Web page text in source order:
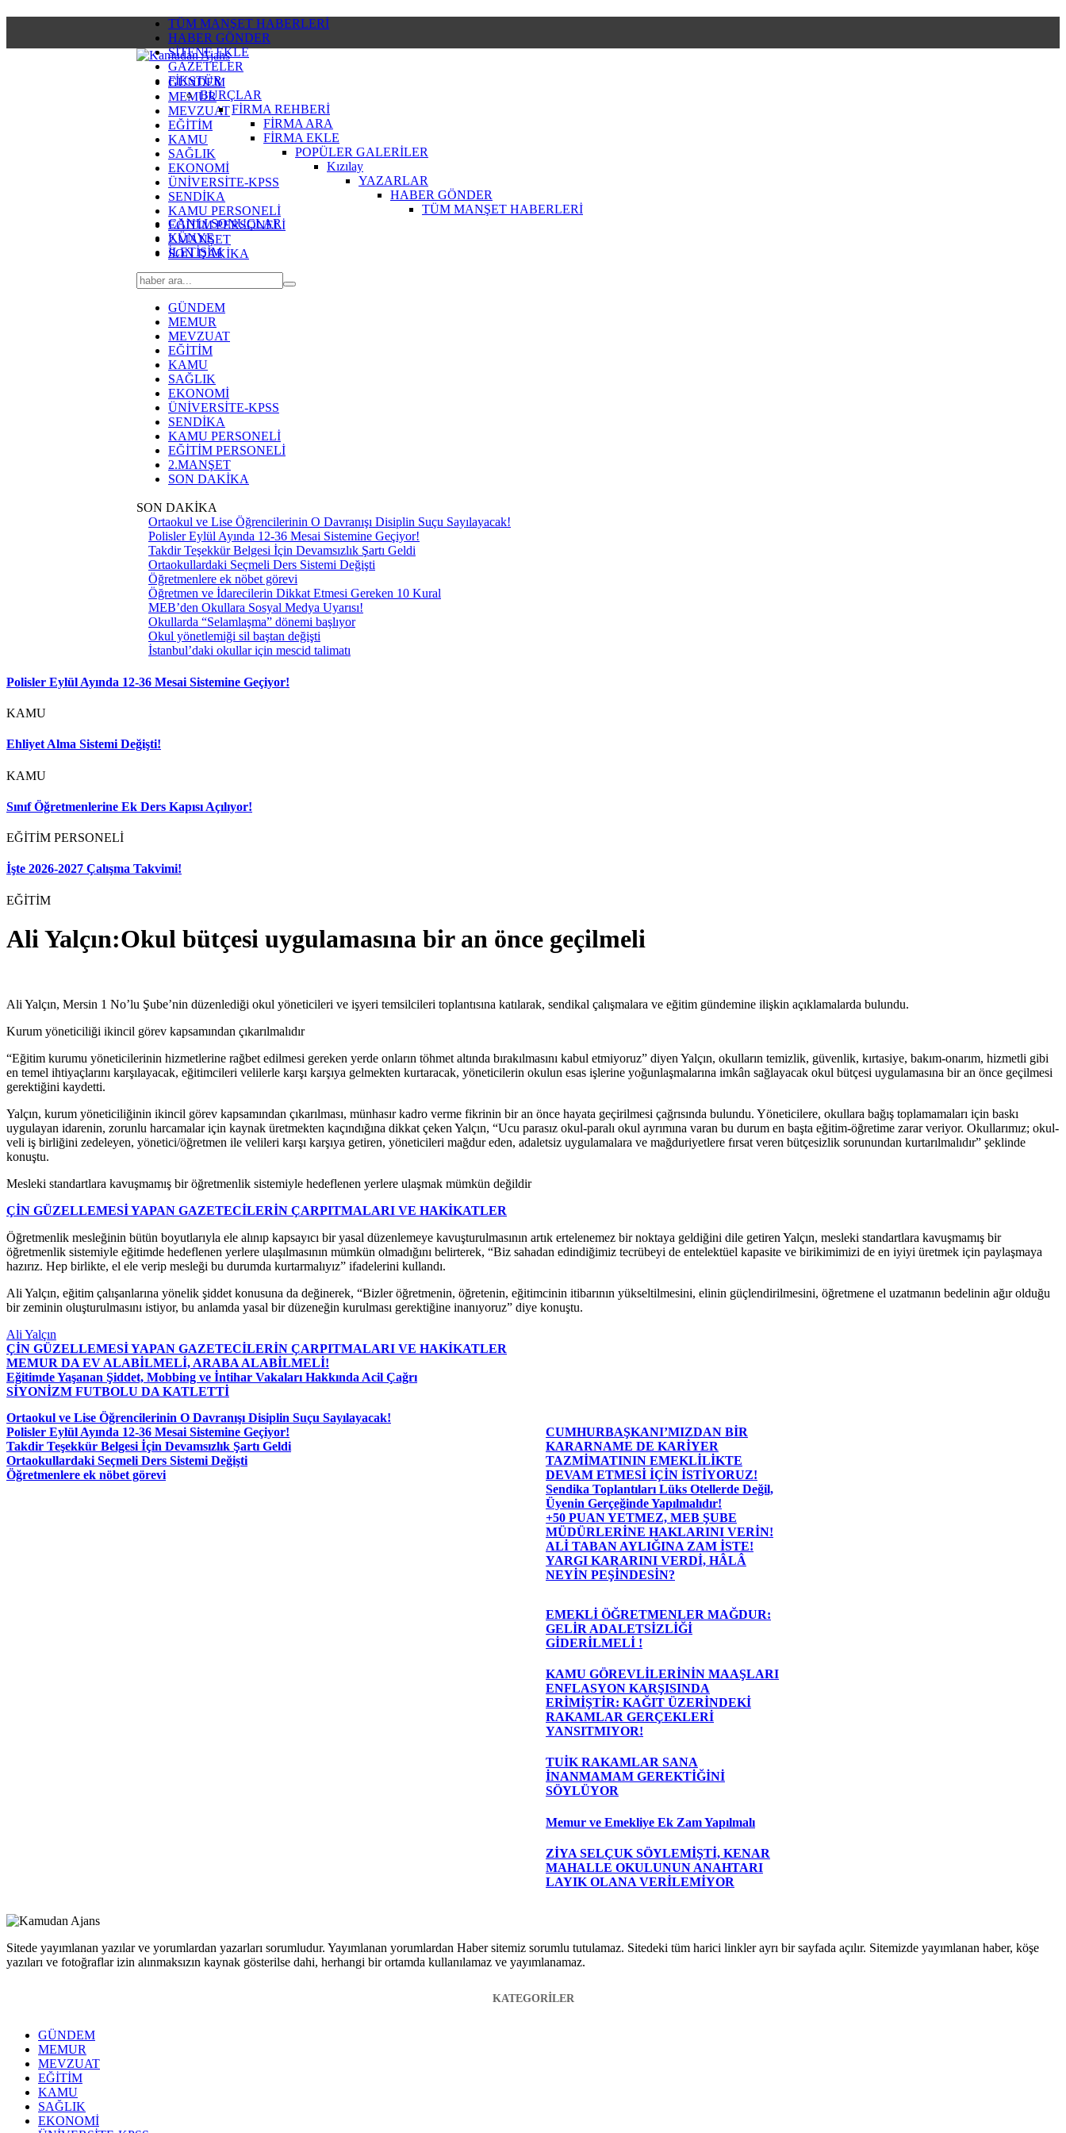
TÜM MANŞET HABERLERİ
HABER GÖNDER
SİTENE EKLE
GAZETELER
FİKSTÜR
BURÇLAR
FİRMA REHBERİ
FİRMA ARA
FİRMA EKLE
POPÜLER GALERİLER
Kızılay
YAZARLAR
HABER GÖNDER
TÜM MANŞET HABERLERİ
CANLI SONUÇLAR
KÜNYE
İLETİŞİM
GÜNDEM
MEMUR
MEVZUAT
EĞİTİM
KAMU
SAĞLIK
EKONOMİ
ÜNİVERSİTE-KPSS
SENDİKA
KAMU PERSONELİ
EĞİTİM PERSONELİ
2.MANŞET
SON DAKİKA
GÜNDEM
MEMUR
MEVZUAT
EĞİTİM
KAMU
SAĞLIK
EKONOMİ
ÜNİVERSİTE-KPSS
SENDİKA
KAMU PERSONELİ
EĞİTİM PERSONELİ
2.MANŞET
SON DAKİKA
SON DAKİKA
Ortaokul ve Lise Öğrencilerinin O Davranışı Disiplin Suçu Sayılayacak!
Polisler Eylül Ayında 12-36 Mesai Sistemine Geçiyor!
Takdir Teşekkür Belgesi İçin Devamsızlık Şartı Geldi
Ortaokullardaki Seçmeli Ders Sistemi Değişti
Öğretmenlere ek nöbet görevi
Öğretmen ve İdarecilerin Dikkat Etmesi Gereken 10 Kural
MEB’den Okullara Sosyal Medya Uyarısı!
Okullarda “Selamlaşma” dönemi başlıyor
Okul yönetlemiği sil baştan değişti
İstanbul’daki okullar için mescid talimatı
Polisler Eylül Ayında 12-36 Mesai Sistemine Geçiyor!
KAMU
Ehliyet Alma Sistemi Değişti!
KAMU
Sınıf Öğretmenlerine Ek Ders Kapısı Açılıyor!
EĞİTİM PERSONELİ
İşte 2026-2027 Çalışma Takvimi!
EĞİTİM
Ali Yalçın:Okul bütçesi uygulamasına bir an önce geçilmeli
Ali Yalçın, Mersin 1 No’lu Şube’nin düzenlediği okul yöneticileri ve işyeri temsilcileri toplantısına katılarak, sendikal çalışmalara ve eğitim gündemine ilişkin açıklamalarda bulundu.
Kurum yöneticiliği ikincil görev kapsamından çıkarılmalıdır
“Eğitim kurumu yöneticilerinin hizmetlerine rağbet edilmesi gereken yerde onların töhmet altında bırakılmasını kabul etmiyoruz” diyen Yalçın, okulların temizlik, güvenlik, kırtasiye, bakım-onarım, hizmetli gibi
en temel ihtiyaçlarını karşılayacak, eğitimcileri velilerle karşı karşıya gelmekten kurtaracak, yöneticilerin okulun esas işlerine yoğunlaşmalarına imkân sağlayacak okul bütçesi uygulamasına bir an önce geçilmesi
gerektiğini kaydetti.
Yalçın, kurum yöneticiliğinin ikincil görev kapsamından çıkarılması, münhasır kadro verme fikrinin bir an önce hayata geçirilmesi çağrısında bulundu. Yöneticilere, okullara bağış toplamamaları için baskı
uygulayan idarenin, zorunlu harcamalar için kaynak üretmekten kaçındığına dikkat çeken Yalçın, “Ucu parasız okul-paralı okul ayrımına varan bu durum en başta eğitim-öğretime zarar veriyor. Okullarımız; okul-
veli iş birliğini zedeleyen, yönetici/öğretmen ile velileri karşı karşıya getiren, yöneticileri mağdur eden, adaletsiz uygulamalara ve mağduriyetlere fırsat veren bütçesizlik sorunundan kurtarılmalıdır” şeklinde
konuştu.
Mesleki standartlara kavuşmamış bir öğretmenlik sistemiyle hedeflenen yerlere ulaşmak mümkün değildir
ÇİN GÜZELLEMESİ YAPAN GAZETECİLERİN ÇARPITMALARI VE HAKİKATLER
Öğretmenlik mesleğinin bütün boyutlarıyla ele alınıp kapsayıcı bir yasal düzenlemeye kavuşturulmasının artık ertelenemez bir noktaya geldiğini dile getiren Yalçın, mesleki standartlara kavuşmamış bir
öğretmenlik sistemiyle eğitimde hedeflenen yerlere ulaşılmasının mümkün olmadığını belirterek, “Biz sahadan edindiğimiz tecrübeyi de entelektüel kapasite ve birikimimizi de en iyiyi üretmek için paylaşmaya
hazırız. Hep birlikte, el ele verip mesleği bu durumda kurtarmalıyız” ifadelerini kullandı.
Ali Yalçın, eğitim çalışanlarına yönelik şiddet konusuna da değinerek, “Bizler öğretmenin, öğretenin, eğitimcinin itibarının yükseltilmesini, elinin güçlendirilmesini, öğretmene el uzatmanın bedelinin ağır olduğu
bir zeminin oluşturulmasını istiyor, bu anlamda yasal bir düzeneğin kurulması gerektiğine inanıyoruz” diye konuştu.
Ali Yalçın
ÇİN GÜZELLEMESİ YAPAN GAZETECİLERİN ÇARPITMALARI VE HAKİKATLER
MEMUR DA EV ALABİLMELİ, ARABA ALABİLMELİ!
Eğitimde Yaşanan Şiddet, Mobbing ve İntihar Vakaları Hakkında Acil Çağrı
SİYONİZM FUTBOLU DA KATLETTİ
Ortaokul ve Lise Öğrencilerinin O Davranışı Disiplin Suçu Sayılayacak!
Polisler Eylül Ayında 12-36 Mesai Sistemine Geçiyor!
Takdir Teşekkür Belgesi İçin Devamsızlık Şartı Geldi
Ortaokullardaki Seçmeli Ders Sistemi Değişti
Öğretmenlere ek nöbet görevi
CUMHURBAŞKANI’MIZDAN BİR
KARARNAME DE KARİYER
TAZMİMATININ EMEKLİLİKTE
DEVAM ETMESİ İÇİN İSTİYORUZ!
Sendika Toplantıları Lüks Otellerde Değil,
Üyenin Gerçeğinde Yapılmalıdır!
+50 PUAN YETMEZ, MEB ŞUBE
MÜDÜRLERİNE HAKLARINI VERİN!
ALİ TABAN AYLIĞINA ZAM İSTE!
YARGI KARARINI VERDİ, HÂLÂ
NEYİN PEŞİNDESİN?
EMEKLİ ÖĞRETMENLER MAĞDUR:
GELİR ADALETSİZLİĞİ
GİDERİLMELİ !
KAMU GÖREVLİLERİNİN MAAŞLARI
ENFLASYON KARŞISINDA
ERİMİŞTİR: KAĞIT ÜZERİNDEKİ
RAKAMLAR GERÇEKLERİ
YANSITMIYOR!
TUİK RAKAMLAR SANA
İNANMAMAM GEREKTİĞİNİ
SÖYLÜYOR
Memur ve Emekliye Ek Zam Yapılmalı
ZİYA SELÇUK SÖYLEMİŞTİ, KENAR
MAHALLE OKULUNUN ANAHTARI
LAYIK OLANA VERİLEMİYOR
Sitede yayımlanan yazılar ve yorumlardan yazarları sorumludur. Yayımlanan yorumlardan Haber sitemiz sorumlu tutulamaz. Sitedeki tüm harici linkler ayrı bir sayfada açılır. Sitemizde yayımlanan haber, köşe
yazıları ve fotoğraflar izin alınmaksızın kaynak gösterilse dahi, herhangi bir ortamda kullanılamaz ve yayımlanamaz.
KATEGORİLER
GÜNDEM
MEMUR
MEVZUAT
EĞİTİM
KAMU
SAĞLIK
EKONOMİ